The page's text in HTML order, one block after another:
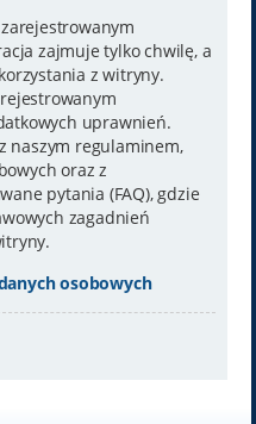
zajmuje tylko chwilę, a
z witryny.
uprawnień.
naszym regulaminem,
oraz z
pytania (FAQ), gdzie
zagadnień
osobowych